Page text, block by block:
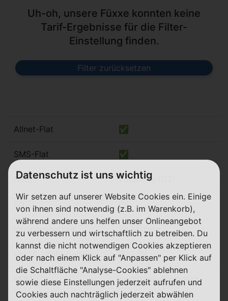
Uh-oh, unsere Füxxe konnten keine
Tarif-Ergebnisse für die Filter-
Einstellung finden.
Filter zurücksetzen
Allnet-Flat ✅
SMS-Flat ✅
Netz Vodafone (D2)
✅
Vertragslaufzeit 24 Monate
VoLTE / WiFi-Calling ✅ / ✅
eSIM nachträglich möglich
Datenschutz ist uns wichtig
Wir setzen auf unserer Website Cookies ein. Einige
von ihnen sind notwendig (z.B. im Warenkorb),
während andere uns helfen unser Onlineangebot
zu verbessern und wirtschaftlich zu betreiben. Du
kannst die nicht notwendigen Cookies akzeptieren
oder nach einem Klick auf "Anpassen" per Klick auf
die Schaltfläche "Analyse-Cookies" ablehnen
sowie diese Einstellungen jederzeit aufrufen und
Cookies auch nachträglich jederzeit abwählen